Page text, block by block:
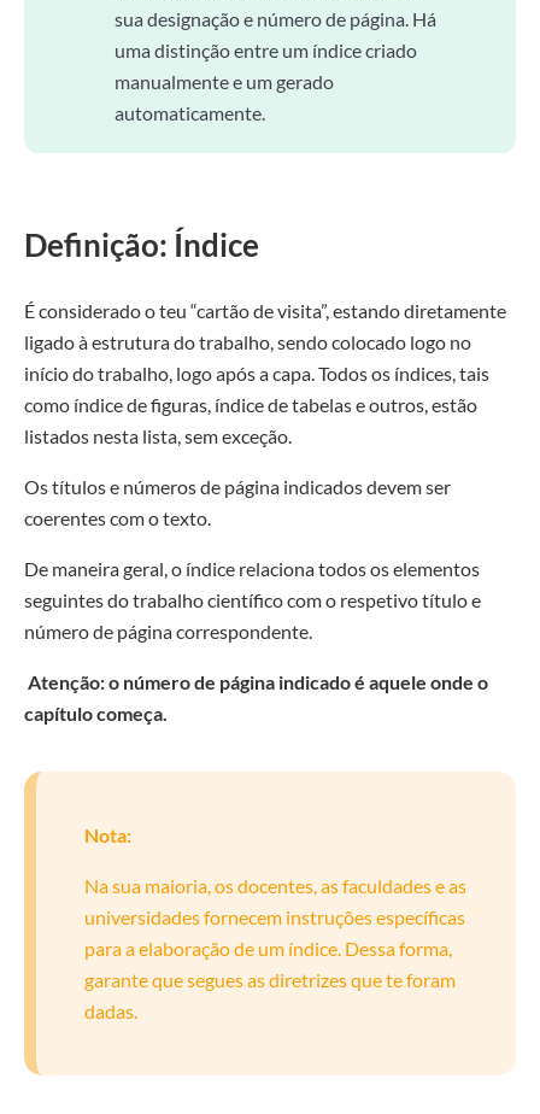
sua designação e número de página. Há
uma distinção entre um índice criado
manualmente e um gerado
automaticamente.
Definição: Índice
É considerado o teu “cartão de visita”, estando diretamente
ligado à estrutura do trabalho, sendo colocado logo no
início do trabalho, logo após a capa. Todos os índices, tais
como índice de figuras, índice de tabelas e outros, estão
listados nesta lista, sem exceção.
Os títulos e números de página indicados devem ser
coerentes com o texto.
De maneira geral, o índice relaciona todos os elementos
seguintes do trabalho científico com o respetivo título e
número de página correspondente.
Atenção: o número de página indicado é aquele onde o
capítulo começa.
Nota:
Na sua maioria, os docentes, as faculdades e as
universidades fornecem instruções específicas
para a elaboração de um índice. Dessa forma,
garante que segues as diretrizes que te foram
dadas.